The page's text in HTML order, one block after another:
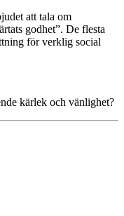
att tala om
godhet”. De flesta
för verklig social
kärlek och vänlighet?